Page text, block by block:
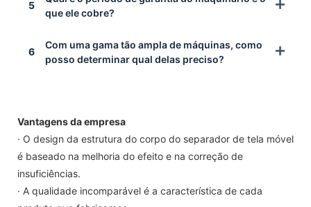
5
que ele cobre?
6
Com uma gama tão ampla de máquinas, como
posso determinar qual delas preciso?
Vantagens da empresa
· O design da estrutura do corpo do separador de tela móvel
é baseado na melhoria do efeito e na correção de
insuficiências.
· A qualidade incomparável é a característica de cada